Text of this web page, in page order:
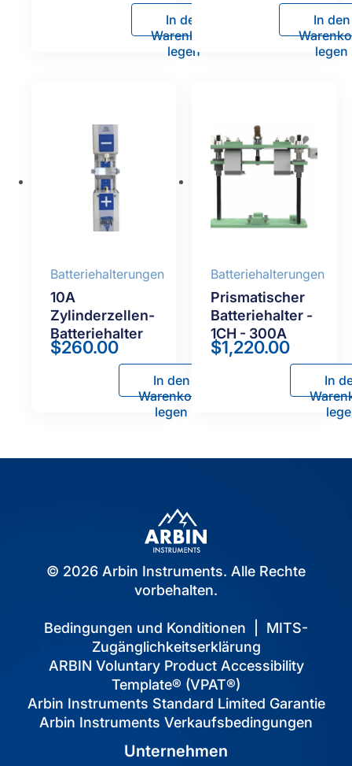
In den
Warenkorb
legen
In den
legen
Batteriehalterungen
10A
Zylinderzellen-
Batteriehalter
$260.00
In den
Warenkorb
legen
Batteriehalterungen
Prismatischer
Batteriehalter -
1CH - 300A
$1,220.00
In
© 2026 Arbin Instruments. Alle Rechte
vorbehalten.
Bedingungen und Konditionen
MITS-
Zugänglichkeitserklärung
ARBIN Voluntary Product Accessibility
Template® (VPAT®)
Arbin Instruments Standard Limited Garantie
Arbin Instruments Verkaufsbedingungen
Unternehmen